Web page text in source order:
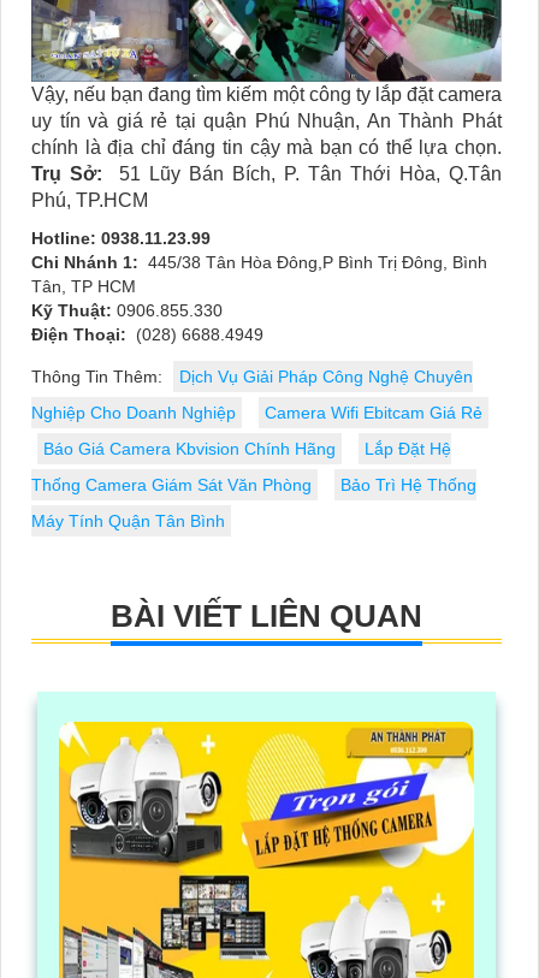
Vậy, nếu bạn đang tìm kiếm một công ty lắp đặt camera
uy tín và giá rẻ tại quận Phú Nhuận, An Thành Phát
chính là địa chỉ đáng tin cậy mà bạn có thể lựa chọn.
Trụ Sở:
51 Lũy Bán Bích, P. Tân Thới Hòa, Q.Tân
Phú, TP.HCM
Hotline: 0938.11.23.99
Chi Nhánh 1: 445/38 Tân Hòa Đông,P Bình Trị Đông, Bình
Tân, TP HCM
Kỹ Thuật: 0906.855.330
Điện Thoại:
(028) 6688.4949
Thông Tin Thêm:
Dịch Vụ Giải Pháp Công Nghệ Chuyên
Nghiệp Cho Doanh Nghiệp
Camera Wifi Ebitcam Giá Rẻ
Báo Giá Camera Kbvision Chính Hãng
Lắp Đặt Hệ
Thống Camera Giám Sát Văn Phòng
Bảo Trì Hệ Thống
Máy Tính Quận Tân Bình
BÀI VIẾT LIÊN QUAN